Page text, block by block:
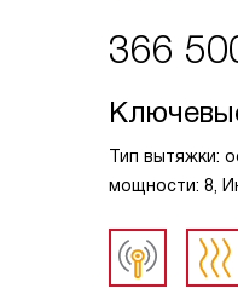
366
Тип вытяжки:
мощности: 8,